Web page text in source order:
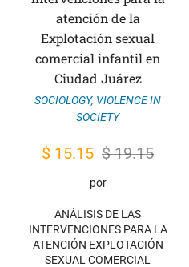
atención de la
Explotación sexual
comercial infantil en
Ciudad Juárez
SOCIOLOGY, VIOLENCE IN
SOCIETY
$19.15
Original
price
$ 19.15.
$ 15.15 Current
price
$ 15.15.
por
ANÁLISIS DE LAS
INTERVENCIONES PARA LA
ATENCIÓN EXPLOTACIÓN
SEXUAL COMERCIAL